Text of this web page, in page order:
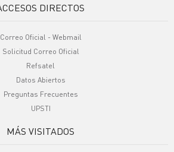
DIRECTOS
Correo Oficial - Webmail
Solicitud Correo Oficial
Refsatel
Datos Abiertos
Preguntas Frecuentes
UPSTI
MÁS VISITADOS